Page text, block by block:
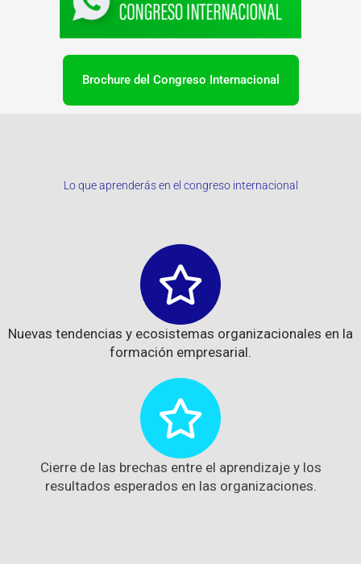
Brochure del Congreso Internacional
Lo que aprenderás en el congreso internacional
Nuevas tendencias y ecosistemas organizacionales en la
formación empresarial.
Cierre de las brechas entre el aprendizaje y los
resultados esperados en las organizaciones.